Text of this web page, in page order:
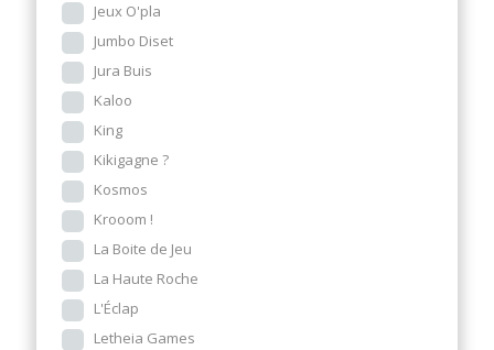
Jeux O'pla
Jumbo Diset
Jura Buis
Kaloo
King
Kikigagne ?
Kosmos
Krooom !
La Boite de Jeu
La Haute Roche
L'Éclap
Letheia Games